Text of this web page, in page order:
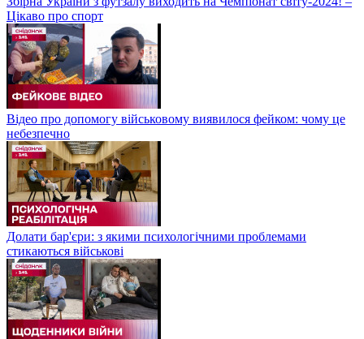
Цікаво про спорт
Відео про допомогу військовому виявилося фейком: чому це
небезпечно
Долати бар'єри: з якими психологічними проблемами
стикаються військові